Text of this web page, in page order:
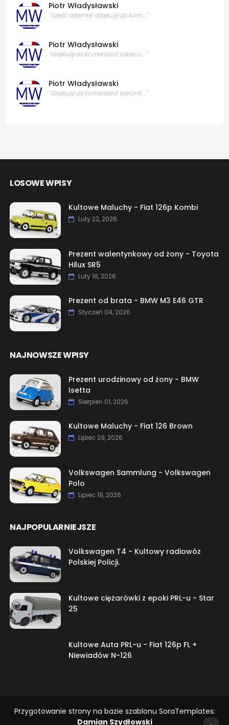
Piotr Władysławski
"cześć artemis! dziękuję za kom..."
Piotr Władysławski
"dziękuję za komentarz! także u..."
Piotr Władysławski
"dziękuję za komentarz! kierunk..."
LOSOWE WPISY
Kultowe Maluchy - Fiat 126p Kombi
Luty 22, 2026
Prezent walentynkowy od żony - Toyota
Hilux SR5
Luty 16, 2026
Prezent od brata - BMW M3 E46 GTR
Styczeń 04, 2026
NAJNOWSZE WPISY
Prezent urodzinowy od żony - BMW
Isetta
Sierpień 01, 2026
Kultowe Maluchy - Fiat 126 Brown
Lipiec 29, 2026
Volkswagen Sammlung - Volkswagen
Polo
Lipiec 19, 2026
NAJPOPULARNIEJSZE
Volkswagen T4 - Kultowy radiowóz
Polskiej Policji.
Kultowe ciężarówki z epoki PRL-u - Star
25
Kultowe Auta PRL-u - Fiat 126p FL +
Niewiadów N-126
Przygotowanie strony na bazie szablonu SoraTemplates:
Damian Szydłowski